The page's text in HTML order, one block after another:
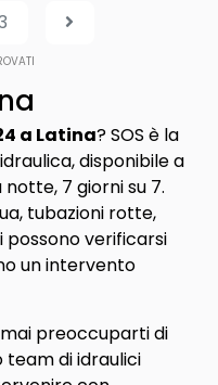
a Latina? SOS è la
disponibile a
7 giorni su 7.
tubazioni rotte,
possono verificarsi
un intervento
mai preoccuparti di
di idraulici